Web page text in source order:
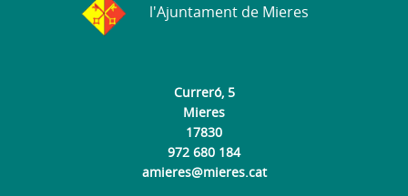
Curreró, 5
Mieres
17830
972 680 184
amieres@mieres.cat
l'Ajuntament de Mieres